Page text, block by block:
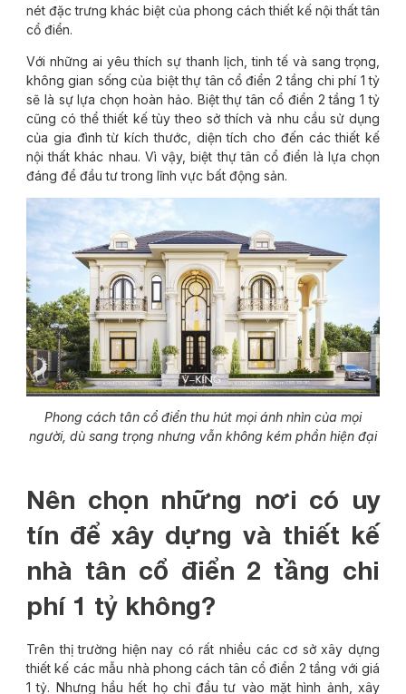
nét đặc trưng khác biệt của phong cách thiết kế nội thất tân
cổ điển.
Với những ai yêu thích sự thanh lịch, tinh tế và sang trọng,
không gian sống của biệt thự tân cổ điển 2 tầng chi phí 1 tỷ
sẽ là sự lựa chọn hoàn hảo. Biệt thự tân cổ điển 2 tầng 1 tỷ
cũng có thể thiết kế tùy theo sở thích và nhu cầu sử dụng
của gia đình từ kích thước, diện tích cho đến các thiết kế
nội thất khác nhau. Vì vậy, biệt thự tân cổ điển là lựa chọn
đáng để đầu tư trong lĩnh vực bất động sản.
Phong cách tân cổ điển thu hút mọi ánh nhìn của mọi
người, dù sang trọng nhưng vẫn không kém phần hiện đại
Nên chọn những nơi có uy
tín để xây dựng và thiết kế
nhà tân cổ điển 2 tầng chi
phí 1 tỷ không?
Trên thị trường hiện nay có rất nhiều các cơ sở xây dựng
thiết kế các mẫu nhà phong cách tân cổ điển 2 tầng với giá
1 tỷ. Nhưng hầu hết họ chỉ đầu tư vào mặt hình ảnh, xây